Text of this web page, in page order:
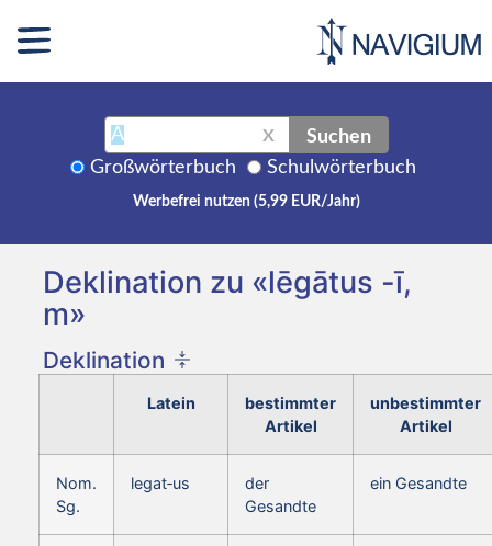
X Suchen
Großwörterbuch Schulwörterbuch
Werbefrei nutzen (5,99 EUR/Jahr)
Deklination zu «lēgātus -ī,
m»
Deklination
Latein
bestimmter
Artikel
unbestimmter
Artikel
Nom.
Sg.
legat‑us
der
Gesandte
ein Gesandte